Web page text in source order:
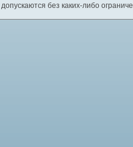
допускаются без каких-либо